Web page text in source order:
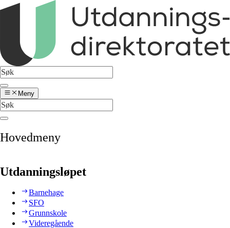
Meny
Hovedmeny
Utdanningsløpet
Barnehage
SFO
Grunnskole
Videregående